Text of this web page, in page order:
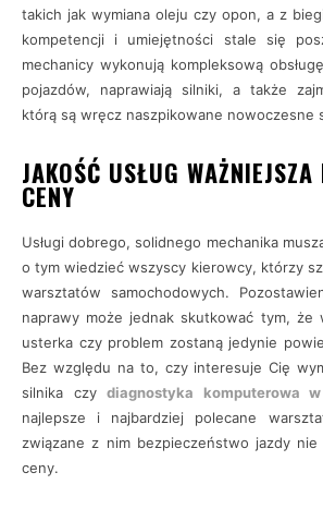
takich jak wymiana oleju czy opon, a z
kompetencji i umiejętności stale się
mechanicy wykonują kompleksową
pojazdów, naprawiają silniki, a także
którą są wręcz naszpikowane nowoczesne
JAKOŚĆ USŁUG
CENY
Usługi dobrego, solidnego mechanika
o tym wiedzieć wszyscy kierowcy, którzy
warsztatów samochodowych.
naprawy może jednak skutkować tym, że
usterka czy problem zostaną jedynie
Bez względu na to, czy interesuje Cię
silnika czy diagnostyka komputerowa
najlepsze i najbardziej polecane
związane z nim bezpieczeństwo jazdy
ceny.